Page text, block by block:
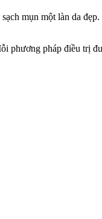
mụn một làn da
phương pháp điều trị